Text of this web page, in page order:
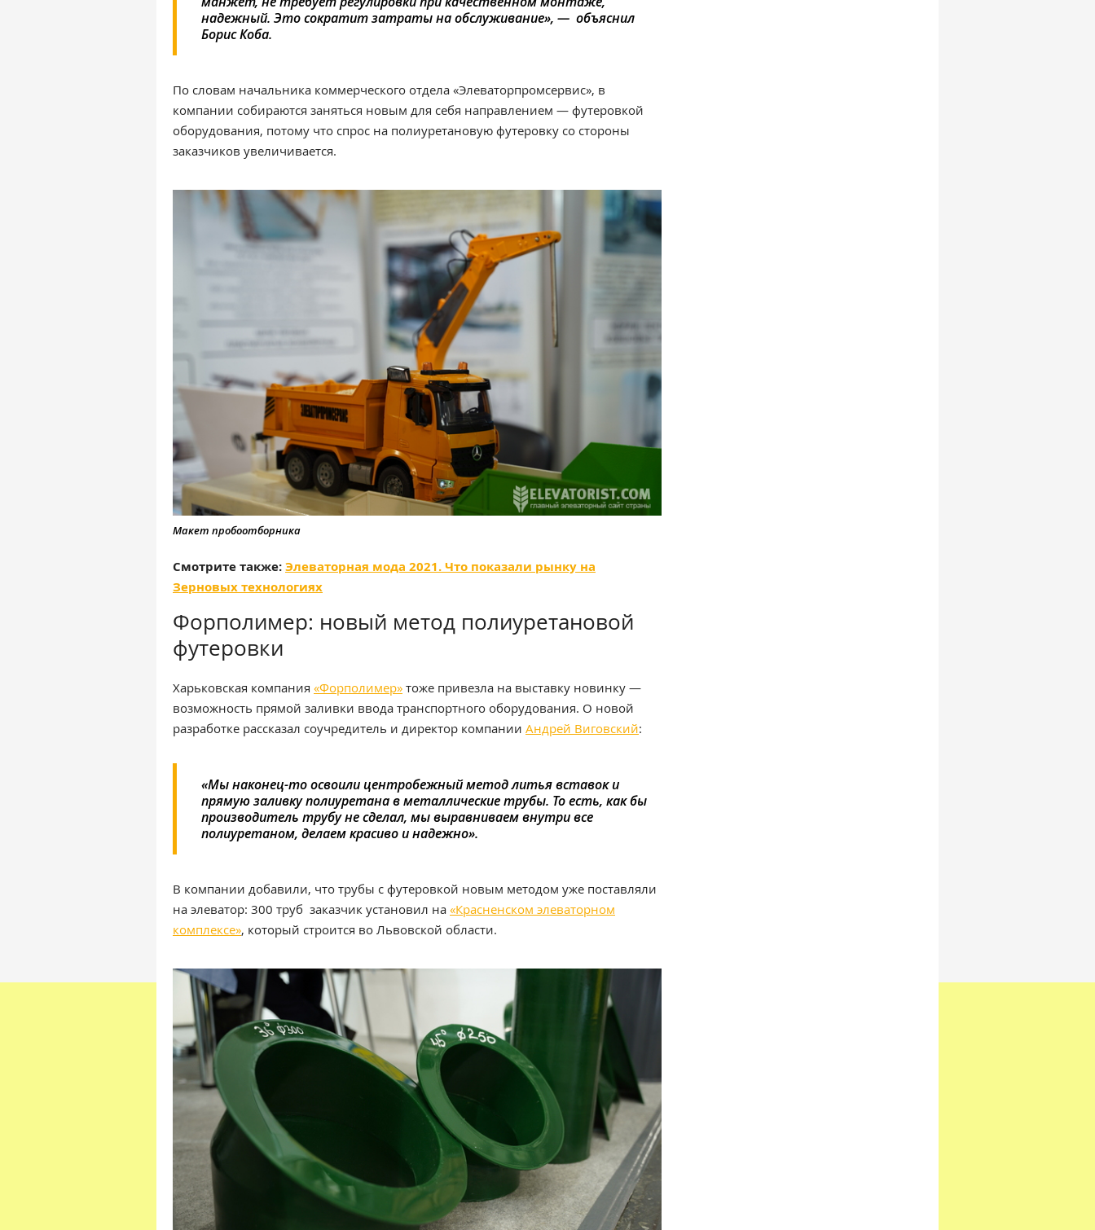
надежный. Это сократит затраты на обслуживание», — объяснил
Борис Коба.
По словам начальника коммерческого отдела «Элеваторпромсервис», в
компании собираются заняться новым для себя направлением — футеровкой
оборудования, потому что спрос на полиуретановую футеровку со стороны
заказчиков увеличивается.
Макет пробоотборника
Смотрите также:Элеваторная мода 2021. Что показали рынку на
Зерновых технологиях
Форполимер: новый метод полиуретановой
футеровки
Харьковская компания «Форполимер» тоже привезла на выставку новинку —
возможность прямой заливки ввода транспортного оборудования. О новой
разработке рассказал соучредитель и директор компании Андрей Виговский:
«Мы наконец-то освоили центробежный метод литья вставок и
прямую заливку полиуретана в металлические трубы. То есть, как бы
производитель трубу не сделал, мы выравниваем внутри все
полиуретаном, делаем красиво и надежно».
В компании добавили, что трубы с футеровкой новым методом уже поставляли
на элеватор: 300 труб заказчик установил на «Красненском элеваторном
комплексе», который строится во Львовской области.